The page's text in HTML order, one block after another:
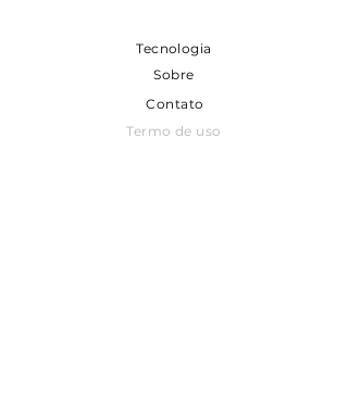
Tecnologia
Sobre
Contato
Termo de uso